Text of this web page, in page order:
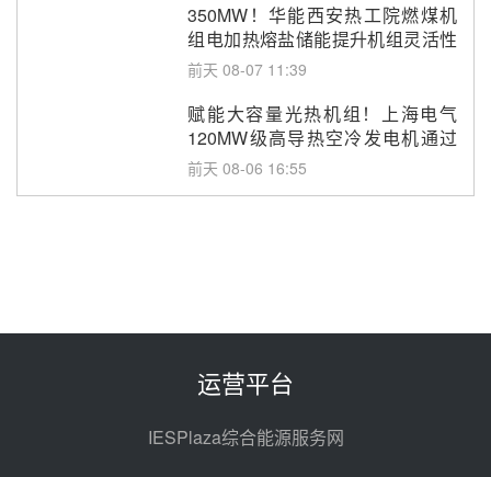
350MW！华能西安热工院燃煤机
组电加热熔盐储能提升机组灵活性
改造项目初步设计第三方评审服务
前天 08-07 11:39
赋能大容量光热机组！上海电气
120MW级高导热空冷发电机通过
型式试验
前天 08-06 16:55
100MW光工程性能试验采购
光热示范电站二列蒸汽发生器设备
运营平台
IESPlaza综合能源服务网